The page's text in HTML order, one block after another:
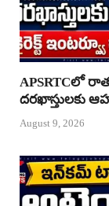
APSRTCలో రాత
దరఖాస్తులకు
August 9, 2026